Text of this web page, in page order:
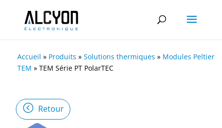
Accueil » Produits » Solutions thermiques » Modules Peltier
TEM » TEM Série PT PolarTEC
Retour